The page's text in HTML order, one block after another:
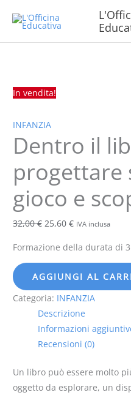
In vendita!
INFANZIA
Dentro il
progettare
gioco e
32,00€
era:
25,60€ IVA inclusa
Formazione della durata di
progettare
gioco
e
scoperta
quantità
AGGIUNGI AL
Categoria: INFANZIA
Descrizione
Informazioni
Recensioni (0)
Un libro può essere molto
oggetto da esplorare, un